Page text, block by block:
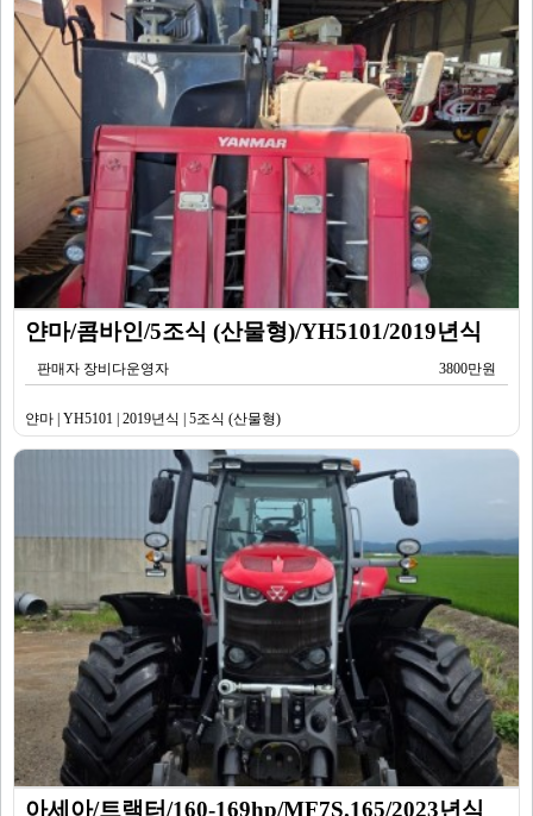
얀마/콤바인/5조식 (산물형)/YH5101/2019년식
판매자 장비다운영자 3800만원
얀마 | YH5101 | 2019년식 | 5조식 (산물형)
아세아/트랙터/160-169hp/MF7S.165/2023년식